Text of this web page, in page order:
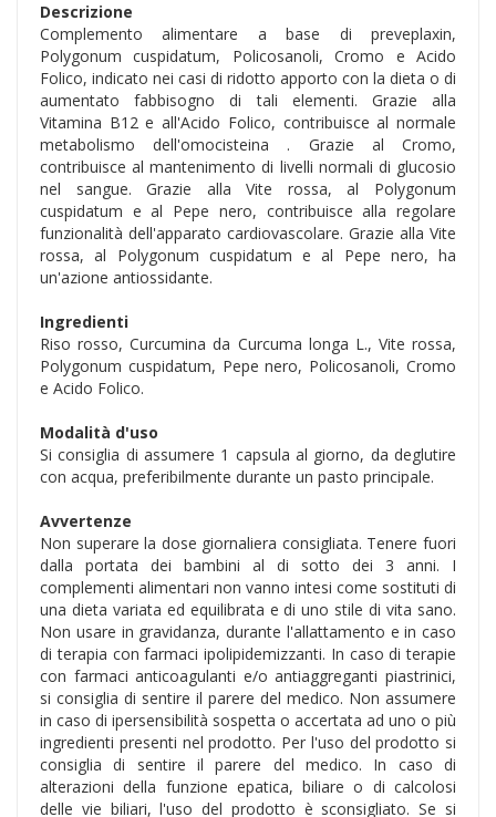
Descrizione
Complemento alimentare a base di preveplaxin,
Polygonum cuspidatum, Policosanoli, Cromo e Acido
Folico, indicato nei casi di ridotto apporto con la dieta o di
aumentato fabbisogno di tali elementi. Grazie alla
Vitamina B12 e all'Acido Folico, contribuisce al normale
metabolismo dell'omocisteina . Grazie al Cromo,
contribuisce al mantenimento di livelli normali di glucosio
nel sangue. Grazie alla Vite rossa, al Polygonum
cuspidatum e al Pepe nero, contribuisce alla regolare
funzionalità dell'apparato cardiovascolare. Grazie alla Vite
rossa, al Polygonum cuspidatum e al Pepe nero, ha
un'azione antiossidante.
Ingredienti
Riso rosso, Curcumina da Curcuma longa L., Vite rossa,
Polygonum cuspidatum, Pepe nero, Policosanoli, Cromo
e Acido Folico.
Modalità d'uso
Si consiglia di assumere 1 capsula al giorno, da deglutire
con acqua, preferibilmente durante un pasto principale.
Avvertenze
Non superare la dose giornaliera consigliata. Tenere fuori
dalla portata dei bambini al di sotto dei 3 anni. I
complementi alimentari non vanno intesi come sostituti di
una dieta variata ed equilibrata e di uno stile di vita sano.
Non usare in gravidanza, durante l'allattamento e in caso
di terapia con farmaci ipolipidemizzanti. In caso di terapie
con farmaci anticoagulanti e/o antiaggreganti piastrinici,
si consiglia di sentire il parere del medico. Non assumere
in caso di ipersensibilità sospetta o accertata ad uno o più
ingredienti presenti nel prodotto. Per l'uso del prodotto si
consiglia di sentire il parere del medico. In caso di
alterazioni della funzione epatica, biliare o di calcolosi
delle vie biliari, l'uso del prodotto è sconsigliato. Se si